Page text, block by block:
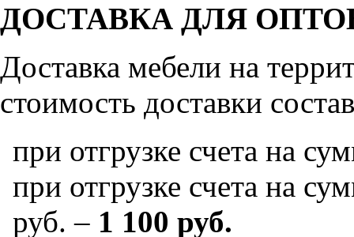
ДОСТАВКА ДЛЯ
Доставка мебели на
стоимость доставки
при отгрузке счета на
при отгрузке счета на
руб. – 1 100 руб.